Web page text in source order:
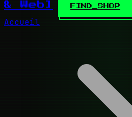
& Web]
FIND_SHOP
Accueil